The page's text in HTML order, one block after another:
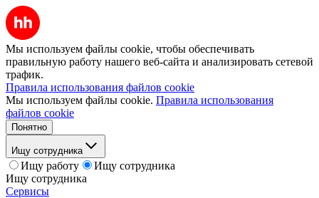
Мы используем файлы cookie, чтобы обеспечивать
правильную работу нашего веб-сайта и анализировать сетевой
трафик.
Правила использования файлов cookie
Мы используем файлы cookie. Правила использования
файлов cookie
Понятно
Ищу сотрудника
Ищу работу
Ищу сотрудника
Ищу сотрудника
Сервисы